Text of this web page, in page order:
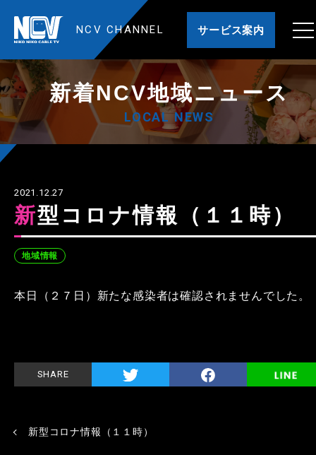
NCV CHANNEL サービス案内
新着NCV地域ニュース
LOCAL NEWS
2021.12.27
新型コロナ情報（１１時）
地域情報
本日（２７日）新たな感染者は確認されませんでした。
SHARE
新型コロナ情報（１１時）